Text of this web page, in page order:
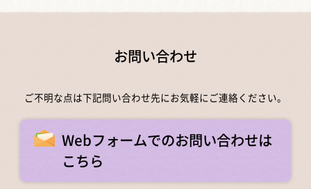
お問い合わせ
ご不明な点は下記問い合わせ先にお気軽にご連絡ください。
Webフォームでのお問い合わせは
こちら